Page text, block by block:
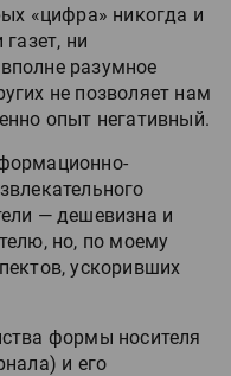
«цифра» никогда и
ни
разумное
не позволяет нам
опыт негативный.
— дешевизна и
но, по моему
ускоривших
формы носителя
и его